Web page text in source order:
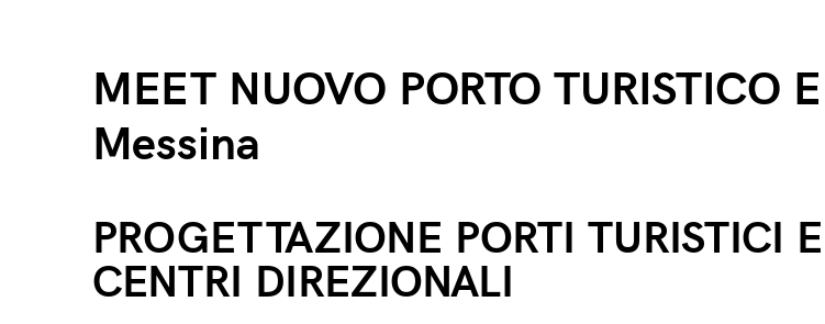
MEET NUOVO PORTO TURISTICO
Messina
PROGETTAZIONE PORTI TURISTICI E
CENTRI DIREZIONALI